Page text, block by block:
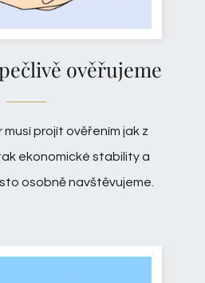
ověřujeme
projít ověřením jak z
ekonomické stability a
osobně navštěvujeme.